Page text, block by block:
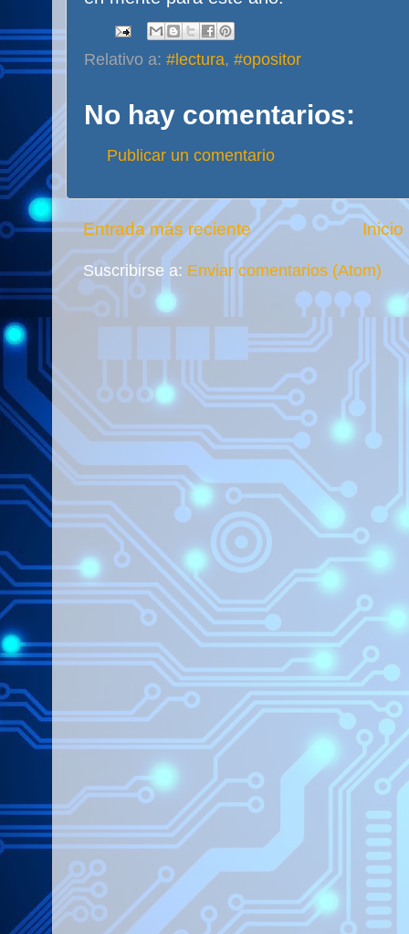
Relativo a:#lectura,#opositor
No hay comentarios:
Publicar un comentario
Entrada más reciente Inicio
Suscribirse a: Enviar comentarios (Atom)